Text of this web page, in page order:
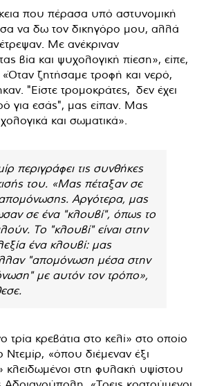
που πέρασα υπό αστυνομική
να δω τον δικηγόρο μου, αλλά
Με ανέκριναν
βία και ψυχολογική πίεση», είπε,
ζητήσαμε τροφή και νερό,
"Είστε τρομοκράτες, δεν έχει
για εσάς", μας είπαν. Μας
και σωματικά».
περιγράφει τις συνθήκες
του. «Μας πέταξαν σε
Αργότερα, μας
σε ένα "κλουβί", όπως το
Το "κλουβί" είναι στην
ένα κλουβί: μας
"απομόνωση μέσα στην
με αυτόν τον τρόπο»,
τρία κρεβάτια στο κελί» στο οποίο
Ντεμίρ, «όπου διέμεναν έξι
κλειδωμένοι στη φυλακή υψίστου